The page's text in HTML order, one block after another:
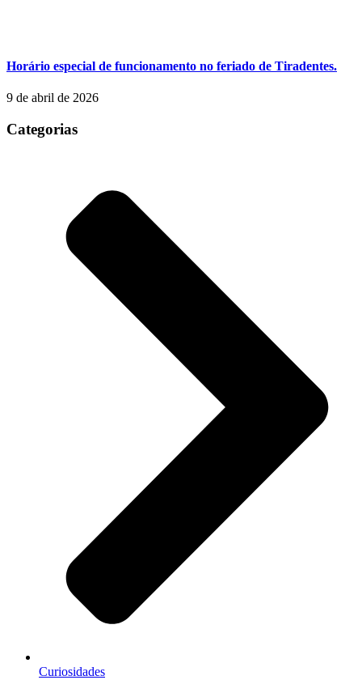
Horário especial de funcionamento no feriado de Tiradentes.
9 de abril de 2026
Categorias
Curiosidades